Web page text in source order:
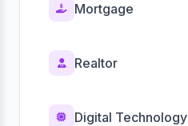
Mortgage
Realtor
Digital Technology